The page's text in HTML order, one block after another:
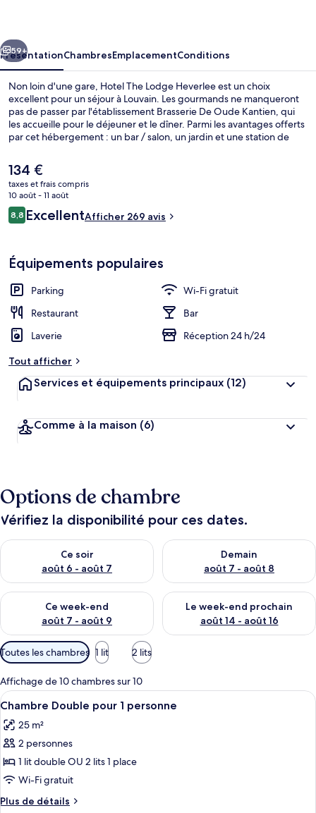
Suivant
59+
PrésentationChambresEmplacementConditions
Non loin d'une gare, Hotel The Lodge Heverlee est un choix
excellent pour un séjour à Louvain. Les gourmands ne manqueront
pas de passer par l'établissement Brasserie De Oude Kantien, qui
les accueille pour le déjeuner et le dîner. Parmi les avantages offerts
par cet hébergement : un bar / salon, un jardin et une station de
Le
prix
actuel
est
de
134 €
taxes et frais compris
10 août - 11 août
Avis
voyageurs
8,88,8 sur 10
ExcellentAfficher 269 avis
Équipements populaires
Parking
Wi-Fi gratuit
Restaurant
Bar
Laverie
Réception 24 h/24
Tout afficher
Services et équipements principaux (12)
Comme à la maison (6)
Options de chambre
Vérifiez la disponibilité pour ces dates.
Ce soir
août 6 - août 7
Vérifier la disponibilité pour ce soir août 6 - août 7
Demain
août 7 - août 8
Vérifier la disponibilité pour
Ce week-end
août 7 - août 9
Vérifier la disponibilité pour ce week-end août 7 - août 9
Le week-end prochain
août 14 - août 16
Vérifier la disponibilité pour
Filtres
disponibles
pour
les
chambres
Toutes les chambres 1 lit 2 lits
Affichage de 10 chambres sur 10
Afficher
toutes
les
photos
pour
ce
type
Une chambre avec un grand lit, une
3
Chambre Double pour 1 personne
25 m²
2 personnes
1 lit double OU 2 lits 1 place
Wi-Fi gratuit
Plus de détails
Plus